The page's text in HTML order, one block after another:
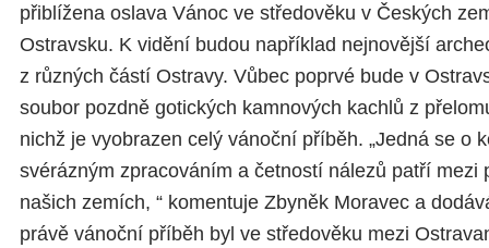
přiblížena oslava Vánoc ve středověku v Českých
Ostravsku. K vidění budou například nejnovější
z různých částí Ostravy. Vůbec poprvé bude v
soubor pozdně gotických kamnových kachlů z
nichž je vyobrazen celý vánoční příběh. „Jedná se o
svérázným zpracováním a četností nálezů patří mezi
našich zemích, “ komentuje Zbyněk Moravec a
právě vánoční příběh byl ve středověku mezi